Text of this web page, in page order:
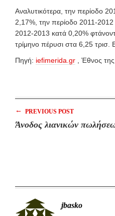
Αναλυτικότερα, την περίοδο
2,17%, την περίοδο 2011-2012
2012-2013 κατά 0,20%
τρίμηνο πέρυσι στα 6,25 τρισ.
Πηγή: iefimerida.gr , Έθνος
← PREVIOUS POST
Άνοδος λιανικών
jbasko